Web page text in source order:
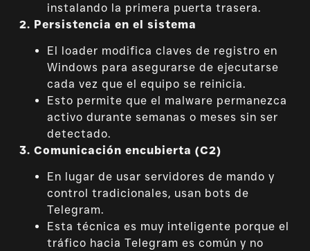
instalando la primera puerta trasera.
2. Persistencia en el sistema
El loader modifica claves de registro en
Windows para asegurarse de ejecutarse
cada vez que el equipo se reinicia.
Esto permite que el malware permanezca
activo durante semanas o meses sin ser
detectado.
3. Comunicación encubierta (C2)
En lugar de usar servidores de mando y
control tradicionales, usan bots de
Telegram.
Esta técnica es muy inteligente porque el
tráfico hacia Telegram es común y no